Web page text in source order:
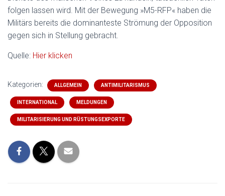
folgen lassen wird. Mit der Bewegung »M5-RFP« haben die
Militärs bereits die dominanteste Strömung der Opposition
gegen sich in Stellung gebracht.
Quelle: Hier klicken
Kategorien: ALLGEMEIN ANTIMILITARISMUS
INTERNATIONAL MELDUNGEN
MILITARISIERUNG UND RÜSTUNGSEXPORTE